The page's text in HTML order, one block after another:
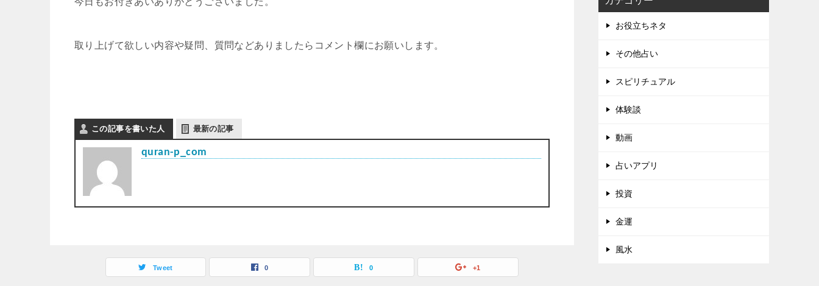
取り上げて欲しい内容や疑問、質問などありましたらコメント欄にお願いします。
この記事を書いた人 最新の記事
quran-p_com
Tweet 0 0 +1
お役立ちネタ
その他占い
スピリチュアル
体験談
動画
占いアプリ
投資
金運
風水